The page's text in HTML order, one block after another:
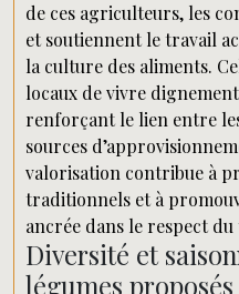
de ces agriculteurs, les
et soutiennent le travail
la culture des aliments.
locaux de vivre
renforçant le lien entre
sources
valorisation contribue à
traditionnels et à
ancrée dans le respect
Diversité et
légumes proposés